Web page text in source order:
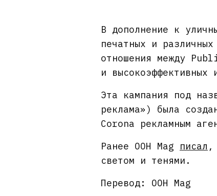
В дополнение к
печатных и
отношения между
и высокоэффективных
Эта кампания под
реклама») была
Corona рекламным
Ранее OOH Mag писал ,
светом и тенями.
Перевод: OOH Mag